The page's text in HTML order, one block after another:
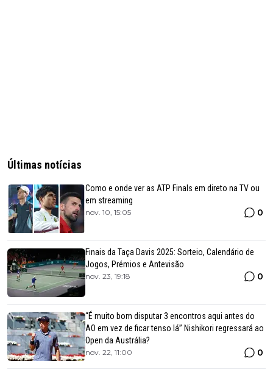
Últimas notícias
Como e onde ver as ATP Finals em direto na TV ou
em streaming
nov. 10, 15:05 0
Finais da Taça Davis 2025: Sorteio, Calendário de
Jogos, Prémios e Antevisão
nov. 23, 19:18 0
“É muito bom disputar 3 encontros aqui antes do
AO em vez de ficar tenso lá” Nishikori regressará ao
Open da Austrália?
nov. 22, 11:00 0